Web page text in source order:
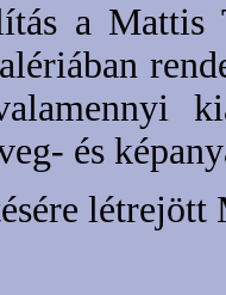
a Mattis
és
létrejött